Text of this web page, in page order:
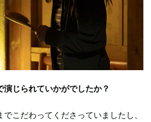
じられていかがでしたか？
こだわってくださっていましたし、